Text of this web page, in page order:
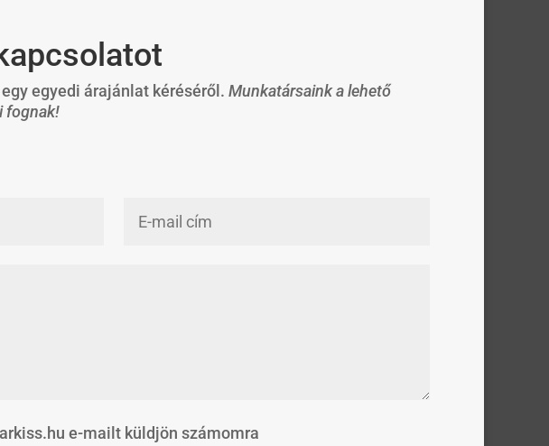
egyedi árajánlat kéréséről. Munkatársaink a lehető
fognak!
e-mailt küldjön számomra